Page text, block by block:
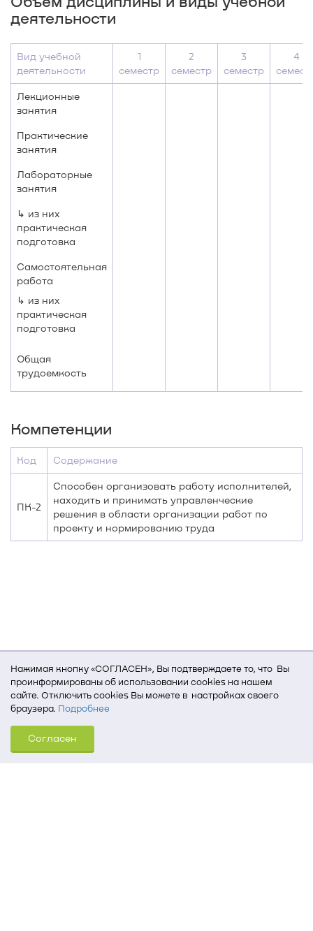
Нажимая кнопку «СОГЛАСЕН», Вы подтверждаете то, что Вы
проинформированы об использовании cookies на нашем
сайте. Отключить cookies Вы можете в настройках своего
браузера. Подробнее
Для того, чтобы мы могли качественно предоставить Вам
услуги, мы используем cookies, которые сохраняются
на Вашем компьютере (Сведения о местоположении; ip-адрес;
Согласен
деятельности
Вид учебной
деятельности
1
семестр
2
семестр
3
семестр
4
Лекционные
занятия
Практические
занятия
Лабораторные
занятия
↳ из них
практическая
подготовка
Самостоятельная
работа
↳ из них
практическая
подготовка
Общая
трудоемкость
Компетенции
Код Содержание
ПК-2
Способен организовать работу исполнителей,
находить и принимать управленческие
решения в области организации работ по
проекту и нормированию труда